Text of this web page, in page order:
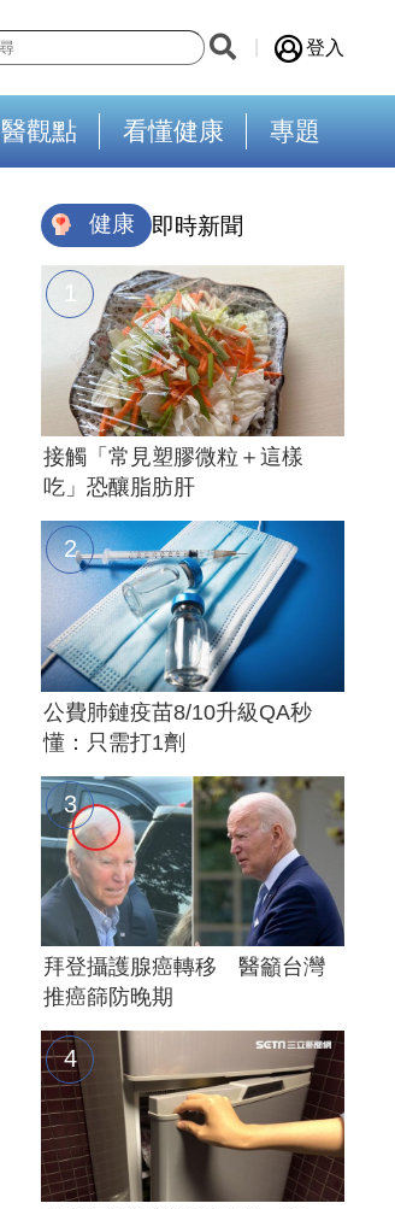
登入
醫觀點 看懂健康 專題
健康 即時新聞
接觸「常見塑膠微粒＋這樣
吃」恐釀脂肪肝
公費肺鏈疫苗8/10升級QA秒
懂：只需打1劑
拜登攝護腺癌轉移 醫籲台灣
推癌篩防晚期